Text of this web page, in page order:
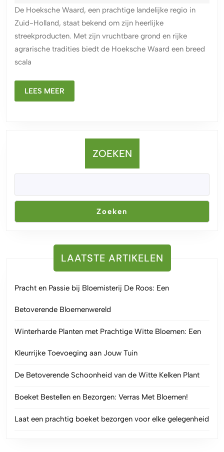
uit
de
Hoeksche
Waard
De Hoeksche Waard, een prachtige landelijke regio in
Zuid-Holland, staat bekend om zijn heerlijke
streekproducten. Met zijn vruchtbare grond en rijke
agrarische tradities biedt de Hoeksche Waard een breed
scala
LEES MEER
MEER
ZOEKEN
Zoeken
LAATSTE ARTIKELEN
Pracht en Passie bij Bloemisterij De Roos: Een
Betoverende Bloemenwereld
Winterharde Planten met Prachtige Witte Bloemen: Een
Kleurrijke Toevoeging aan Jouw Tuin
De Betoverende Schoonheid van de Witte Kelken Plant
Boeket Bestellen en Bezorgen: Verras Met Bloemen!
Laat een prachtig boeket bezorgen voor elke gelegenheid